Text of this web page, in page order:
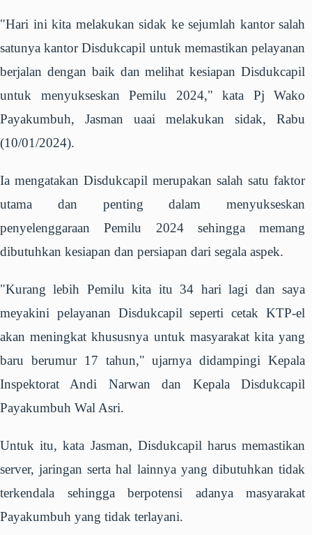
"Hari ini kita melakukan sidak ke sejumlah kantor salah
satunya kantor Disdukcapil untuk memastikan pelayanan
berjalan dengan baik dan melihat kesiapan Disdukcapil
untuk menyukseskan Pemilu 2024," kata Pj Wako
Payakumbuh, Jasman uaai melakukan sidak, Rabu
(10/01/2024).
Ia mengatakan Disdukcapil merupakan salah satu faktor
utama dan penting dalam menyukseskan
penyelenggaraan Pemilu 2024 sehingga memang
dibutuhkan kesiapan dan persiapan dari segala aspek.
"Kurang lebih Pemilu kita itu 34 hari lagi dan saya
meyakini pelayanan Disdukcapil seperti cetak KTP-el
akan meningkat khususnya untuk masyarakat kita yang
baru berumur 17 tahun," ujarnya didampingi Kepala
Inspektorat Andi Narwan dan Kepala Disdukcapil
Payakumbuh Wal Asri.
Untuk itu, kata Jasman, Disdukcapil harus memastikan
server, jaringan serta hal lainnya yang dibutuhkan tidak
terkendala sehingga berpotensi adanya masyarakat
Payakumbuh yang tidak terlayani.